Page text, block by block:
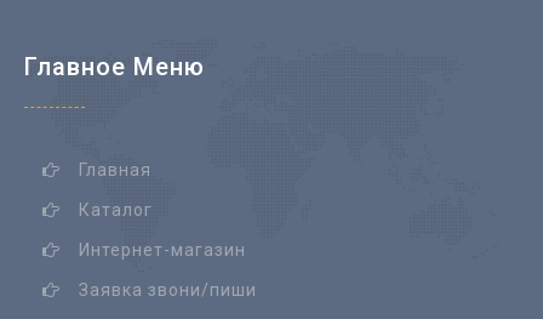
Главное Меню
Главная
Каталог
Интернет-магазин
Заявка звони/пиши